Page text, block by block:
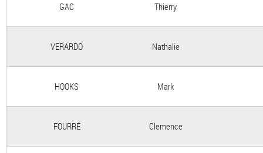
GAC Thierry
VERARDO Nathalie
HOOKS Mark
FOURRÉ Clemence